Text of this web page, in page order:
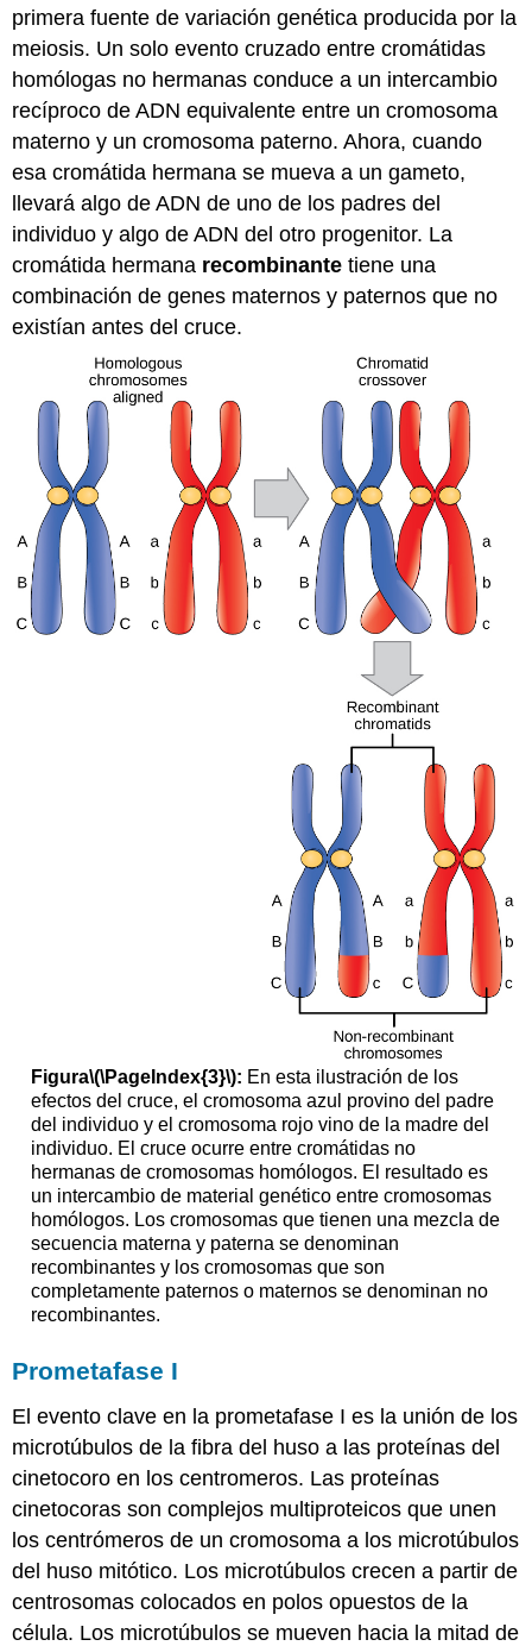
primera fuente de variación genética producida por la
meiosis. Un solo evento cruzado entre cromátidas
homólogas no hermanas conduce a un intercambio
recíproco de ADN equivalente entre un cromosoma
materno y un cromosoma paterno. Ahora, cuando
esa cromátida hermana se mueva a un gameto,
llevará algo de ADN de uno de los padres del
individuo y algo de ADN del otro progenitor. La
cromátida hermana recombinante tiene una
combinación de genes maternos y paternos que no
existían antes del cruce.
Figura\(\PageIndex{3}\): En esta ilustración de los
efectos del cruce, el cromosoma azul provino del padre
del individuo y el cromosoma rojo vino de la madre del
individuo. El cruce ocurre entre cromátidas no
hermanas de cromosomas homólogos. El resultado es
un intercambio de material genético entre cromosomas
homólogos. Los cromosomas que tienen una mezcla de
secuencia materna y paterna se denominan
recombinantes y los cromosomas que son
completamente paternos o maternos se denominan no
recombinantes.
Prometafase I
El evento clave en la prometafase I es la unión de los
microtúbulos de la fibra del huso a las proteínas del
cinetocoro en los centromeros. Las proteínas
cinetocoras son complejos multiproteicos que unen
los centrómeros de un cromosoma a los microtúbulos
del huso mitótico. Los microtúbulos crecen a partir de
centrosomas colocados en polos opuestos de la
célula. Los microtúbulos se mueven hacia la mitad de